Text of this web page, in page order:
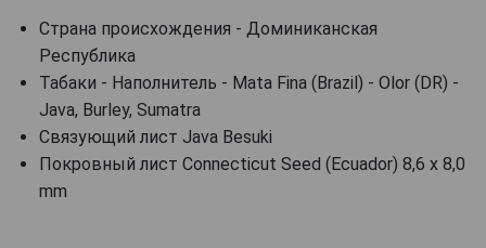
Страна происхождения - Доминиканская
Республика
Табаки - Наполнитель - Mata Fina (Brazil) - Olor (DR) -
Java, Burley, Sumatra
Связующий лист Java Besuki
Покровный лист Connecticut Seed (Ecuador) 8,6 x 8,0
mm